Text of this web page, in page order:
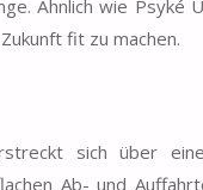
Ähnlich wie Psyké
fit zu machen.
sich über
Ab- und